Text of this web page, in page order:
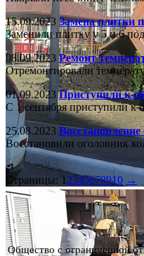
15.09.2023 Замена плитки
Заменили плитку у 5 и 6
08.09.2023 Ремонт
Отремонтировали
01.09.2023 Приступили к
С 1 сентября приступили
25.08.2023
Восстановили оголовник
Страницы: 1 2345678910 →
Общество с ограниченной